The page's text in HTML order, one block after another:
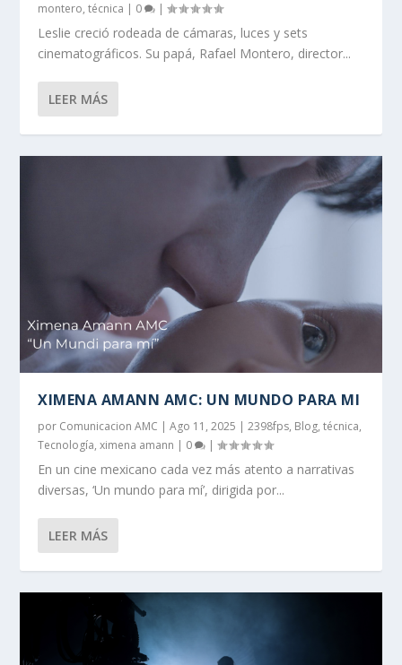
montero,técnica | 0 |
Leslie creció rodeada de cámaras, luces y sets
cinematográficos. Su papá, Rafael Montero, director...
LEER MÁS
XIMENA AMANN AMC: UN MUNDO PARA MI
por Comunicacion AMC |Ago 11, 2025 |2398fps, Blog,técnica,
Tecnología,ximena amann | 0 |
En un cine mexicano cada vez más atento a narrativas
diversas, ‘Un mundo para mí’, dirigida por...
LEER MÁS